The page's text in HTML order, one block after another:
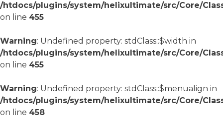
/htdocs/plugins/system/helixultimate/src/Core/
on line 455
Warning: Undefined property: stdClass::$width in
/htdocs/plugins/system/helixultimate/src/Core/
on line 455
Warning: Undefined property: stdClass::$menualign in
/htdocs/plugins/system/helixultimate/src/Core/
on line 458